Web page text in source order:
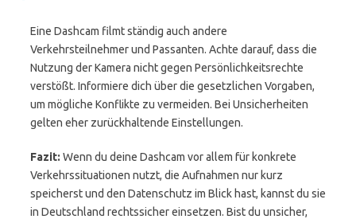
Eine Dashcam filmt ständig auch andere
Verkehrsteilnehmer und Passanten. Achte darauf, dass die
Nutzung der Kamera nicht gegen Persönlichkeitsrechte
verstößt. Informiere dich über die gesetzlichen Vorgaben,
um mögliche Konflikte zu vermeiden. Bei Unsicherheiten
gelten eher zurückhaltende Einstellungen.
Fazit: Wenn du deine Dashcam vor allem für konkrete
Verkehrssituationen nutzt, die Aufnahmen nur kurz
speicherst und den Datenschutz im Blick hast, kannst du sie
in Deutschland rechtssicher einsetzen. Bist du unsicher,